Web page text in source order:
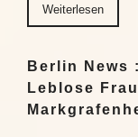
Weiterlesen
Berlin
Leblose